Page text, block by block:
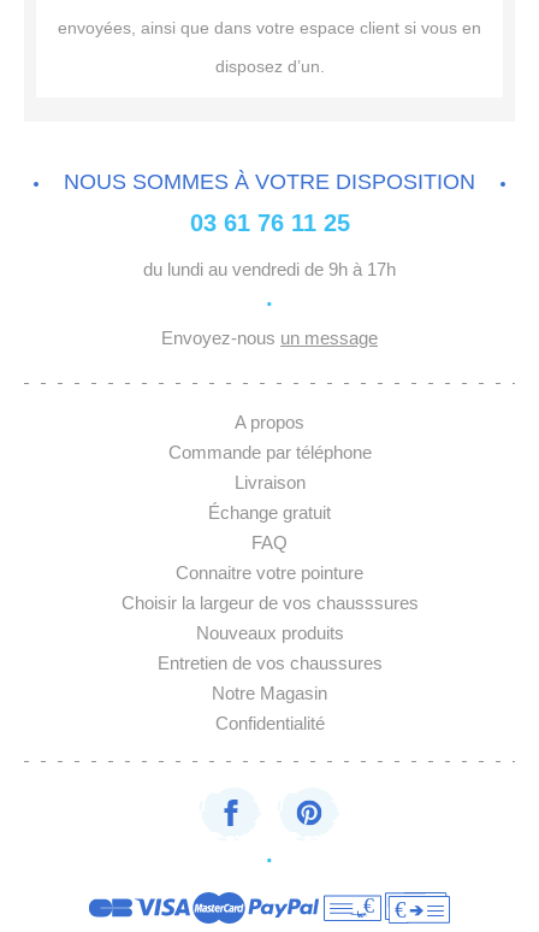
envoyées, ainsi que dans votre espace client si vous en
disposez d’un.
NOUS SOMMES À VOTRE DISPOSITION
03 61 76 11 25
du lundi au vendredi de 9h à 17h
·
Envoyez-nous un message
A propos
Commande par téléphone
Livraison
Échange gratuit
FAQ
Connaitre votre pointure
Choisir la largeur de vos chausssures
Nouveaux produits
Entretien de vos chaussures
Notre Magasin
Confidentialité
·
€ €